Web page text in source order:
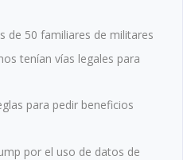
de 50 familiares de militares
tenían vías legales para
para pedir beneficios
por el uso de datos de